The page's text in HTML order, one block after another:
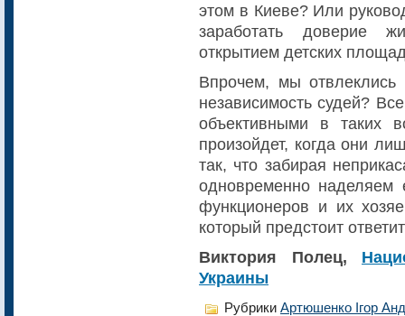
этом в Киеве? Или
заработать доверие
открытием детских
Впрочем, мы
независимость судей?
объективными в таких
произойдет, когда они
так, что забирая
одновременно наделяем
функционеров и их
который предстоит
Виктория Полец,
Украины
Рубрики Артюшенко Ігор